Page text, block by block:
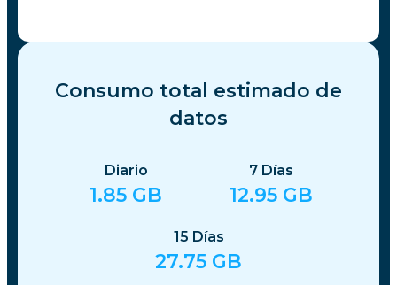
Consumo total estimado de
datos
Diario
1.85 GB
7 Días
12.95 GB
15 Días
27.75 GB